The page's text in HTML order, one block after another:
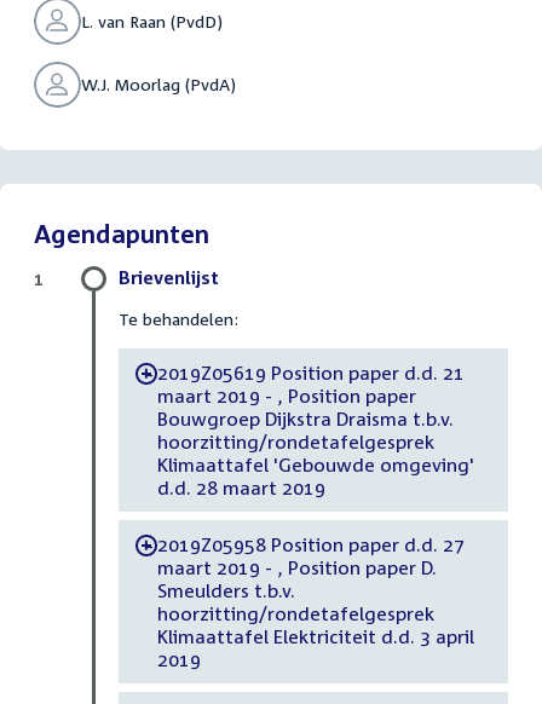
L. van Raan (PvdD)
W.J. Moorlag (PvdA)
Agendapunten
Brievenlijst
Te behandelen:
-2019Z05619 Position paper d.d. 21
maart 2019 - , Position paper
Bouwgroep Dijkstra Draisma t.b.v.
hoorzitting/rondetafelgesprek
Klimaattafel 'Gebouwde omgeving'
d.d. 28 maart 2019
-2019Z05958 Position paper d.d. 27
maart 2019 - , Position paper D.
Smeulders t.b.v.
hoorzitting/rondetafelgesprek
Klimaattafel Elektriciteit d.d. 3 april
2019
1